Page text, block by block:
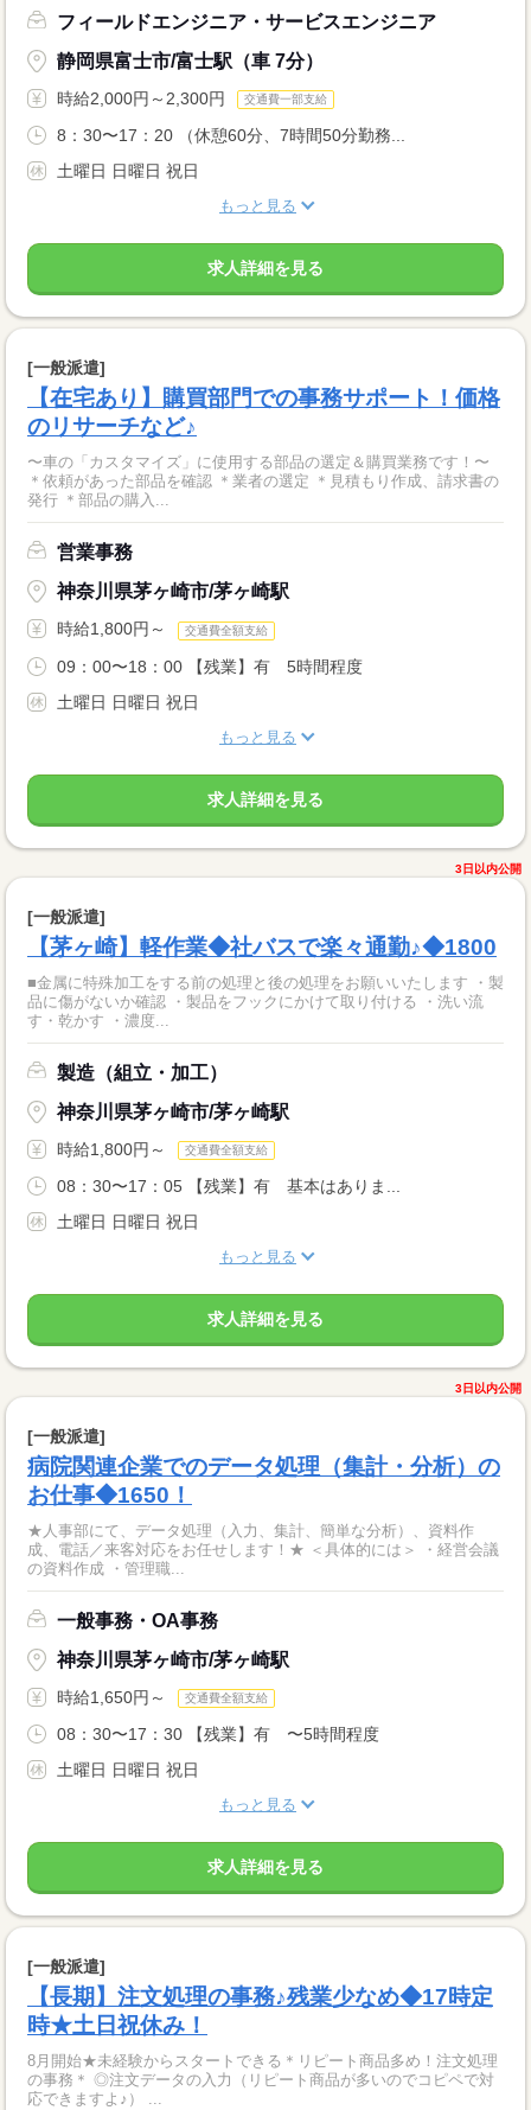
フィールドエンジニア・サービスエンジニア
静岡県富士市/富士駅（車 7分）
時給2,000円～2,300円 交通費一部支給
8：30〜17：20 （休憩60分、7時間50分勤務...
土曜日 日曜日 祝日
もっと見る
求人詳細を見る
[一般派遣]
【在宅あり】購買部門での事務サポート！価格
のリサーチなど♪
〜車の「カスタマイズ」に使用する部品の選定＆購買業務です！〜
＊依頼があった部品を確認 ＊業者の選定 ＊見積もり作成、請求書の
発行 ＊部品の購入...
営業事務
神奈川県茅ヶ崎市/茅ヶ崎駅
時給1,800円～ 交通費全額支給
09：00〜18：00 【残業】有 5時間程度
土曜日 日曜日 祝日
もっと見る
求人詳細を見る
3日以内公開
[一般派遣]
【茅ヶ崎】軽作業◆社バスで楽々通勤♪◆1800
■金属に特殊加工をする前の処理と後の処理をお願いいたします ・製
品に傷がないか確認 ・製品をフックにかけて取り付ける ・洗い流
す・乾かす ・濃度...
製造（組立・加工）
神奈川県茅ヶ崎市/茅ヶ崎駅
時給1,800円～ 交通費全額支給
08：30〜17：05 【残業】有 基本はありま...
土曜日 日曜日 祝日
もっと見る
求人詳細を見る
3日以内公開
[一般派遣]
病院関連企業でのデータ処理（集計・分析）の
お仕事◆1650！
★人事部にて、データ処理（入力、集計、簡単な分析）、資料作
成、電話／来客対応をお任せします！★ ＜具体的には＞ ・経営会議
の資料作成 ・管理職...
一般事務・OA事務
神奈川県茅ヶ崎市/茅ヶ崎駅
時給1,650円～ 交通費全額支給
08：30〜17：30 【残業】有 〜5時間程度
土曜日 日曜日 祝日
もっと見る
求人詳細を見る
[一般派遣]
【長期】注文処理の事務♪残業少なめ◆17時定
時★土日祝休み！
8月開始★未経験からスタートできる＊リピート商品多め！注文処理
の事務＊ ◎注文データの入力（リピート商品が多いのでコピペで対
応できますよ♪） ...